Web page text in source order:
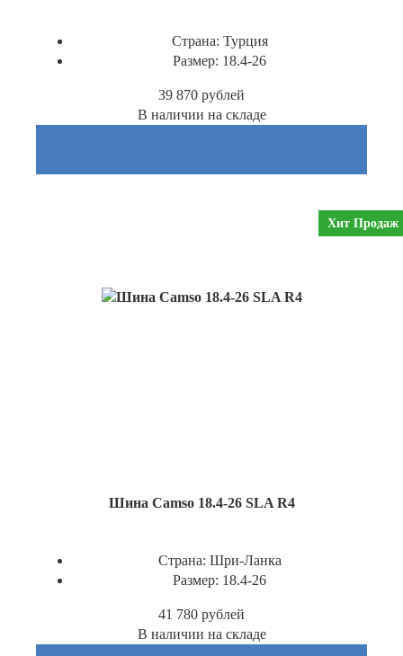
Страна: Турция
Размер: 18.4-26
39 870 рублей
В наличии на складе
Хит Продаж
Шина Camso 18.4-26 SLA R4
Страна: Шри-Ланка
Размер: 18.4-26
41 780 рублей
В наличии на складе